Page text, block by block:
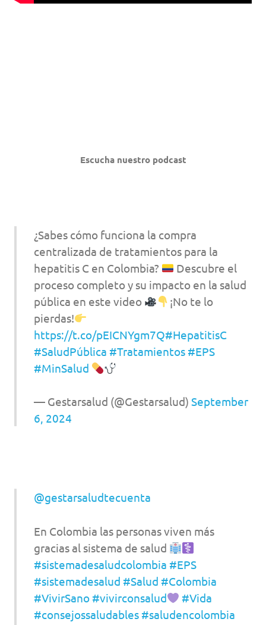
Escucha nuestro podcast
¿Sabes cómo funciona la compra
centralizada de tratamientos para la
hepatitis C en Colombia?
Descubre el
proceso completo y su impacto en la salud
pública en este video
¡No te lo
pierdas!
https://t.co/pEICNYgm7Q#HepatitisC
#SaludPública #Tratamientos #EPS
#MinSalud
— Gestarsalud (@Gestarsalud) September
6, 2024
@gestarsaludtecuenta
En Colombia las personas viven más
gracias al sistema de salud
#sistemadesaludcolombia #EPS
#sistemadesalud #Salud #Colombia
#VivirSano #vivirconsalud
#Vida
#consejossaludables #saludencolombia